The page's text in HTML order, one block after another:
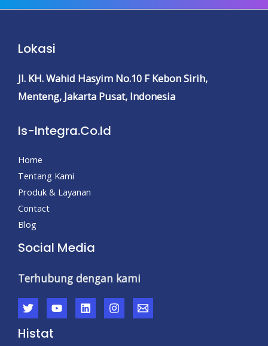
Lokasi
Jl. KH. Wahid Hasyim No.10 F Kebon Sirih,
Menteng, Jakarta Pusat, Indonesia
Is-Integra.co.id
Home
Tentang Kami
Produk & Layanan
Contact
Blog
Social Media
Terhubung dengan kami
Histat